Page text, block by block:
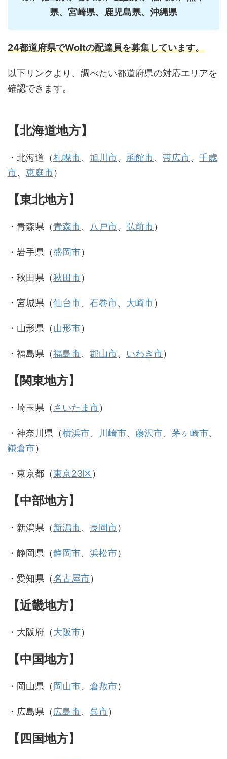
県、宮崎県、鹿児島県、沖縄県
24都道府県でWoltの配達員を募集しています。
以下リンクより、調べたい都道府県の対応エリアを
確認できます。
【北海道地方】
・北海道（札幌市、 旭川市、 函館市、 帯広市、 千歳
市、 恵庭市）
【東北地方】
・青森県（青森市、 八戸市、 弘前市）
・岩手県（盛岡市）
・秋田県（秋田市）
・宮城県（仙台市、 石巻市、 大崎市）
・山形県（山形市）
・福島県（福島市、 郡山市、 いわき市）
【関東地方】
・埼玉県（ さいたま市）
・神奈川県（横浜市、 川崎市、 藤沢市、 茅ヶ崎市、
鎌倉市）
・東京都（東京23区）
【中部地方】
・新潟県（新潟市、 長岡市）
・静岡県（静岡市、 浜松市）
・愛知県（名古屋市）
【近畿地方】
・大阪府（大阪市）
【中国地方】
・岡山県（岡山市、 倉敷市）
・広島県（ 広島市、 呉市）
【四国地方】